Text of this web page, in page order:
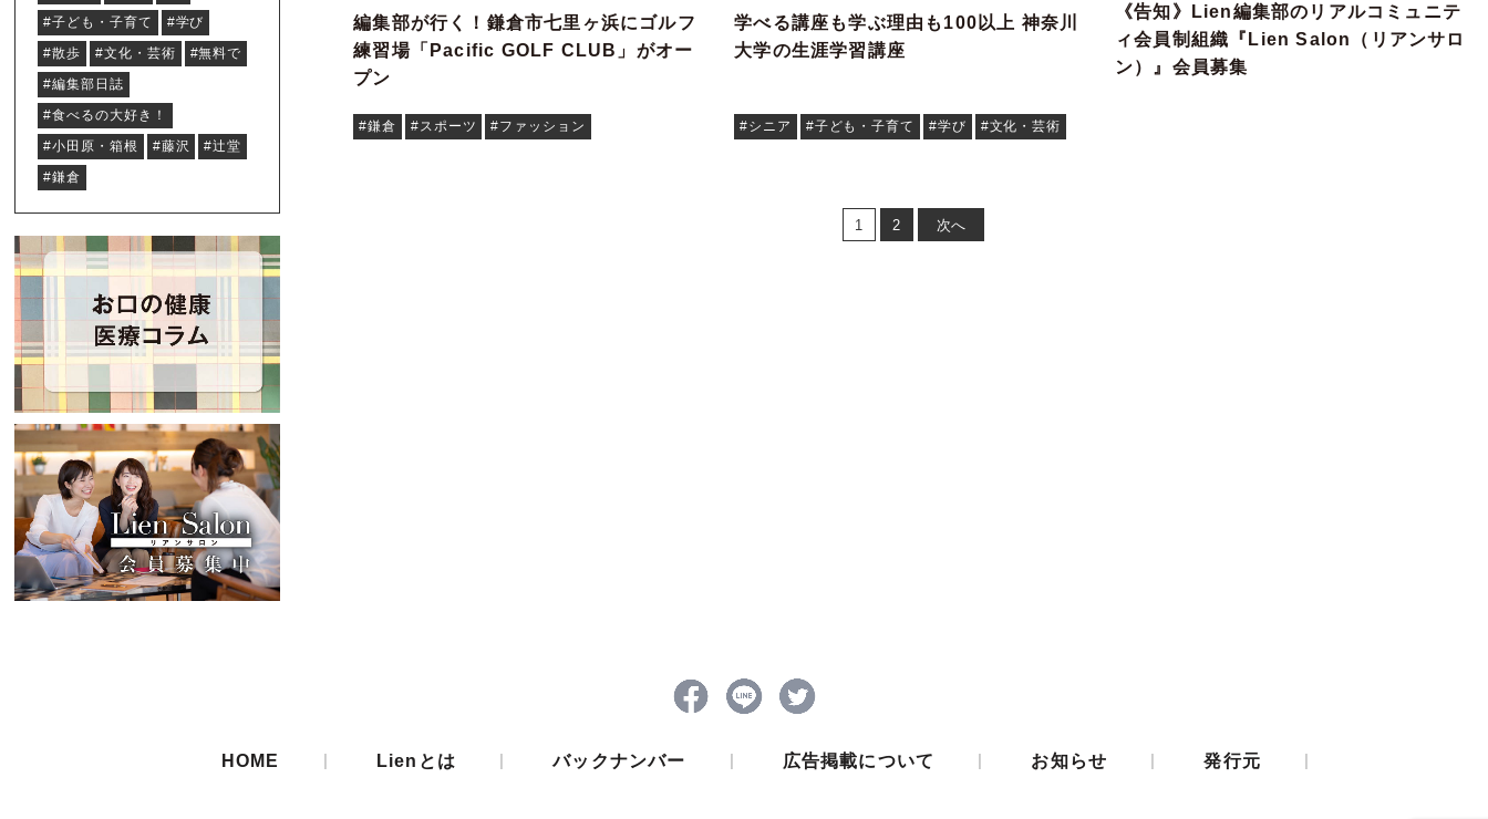
#子ども・子育て
#学び
#散歩
#文化・芸術
#無料で
#編集部日誌
#食べるの大好き！
#小田原・箱根
#藤沢
#辻堂
#鎌倉
編集部が行く！鎌倉市七里ヶ浜にゴルフ
練習場「Pacific GOLF CLUB」がオー
プン
#鎌倉 #スポーツ #ファッション
学べる講座も学ぶ理由も100以上 神奈川
大学の生涯学習講座
#シニア #子ども・子育て #学び #文化・芸術
《告知》Lien編集部のリアルコミュニテ
ィ会員制組織『Lien Salon（リアンサロ
ン）』会員募集
1 2 次へ
HOME | Lienとは | バックナンバー | 広告掲載について | お知らせ | 発行元 |